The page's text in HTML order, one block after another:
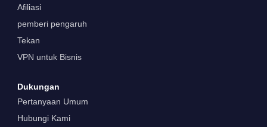
Afiliasi
pemberi pengaruh
Tekan
VPN untuk Bisnis
Dukungan
Pertanyaan Umum
Hubungi Kami